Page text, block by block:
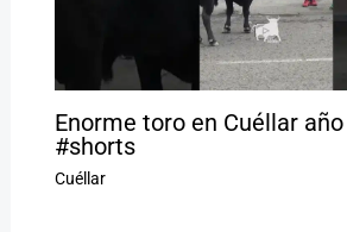
Enorme toro en Cuéllar
#shorts
Cuéllar